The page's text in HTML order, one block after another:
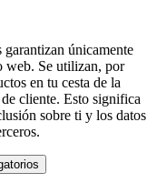
garantizan únicamente
web. Se utilizan, por
en tu cesta de la
cliente. Esto significa
sobre ti y los datos